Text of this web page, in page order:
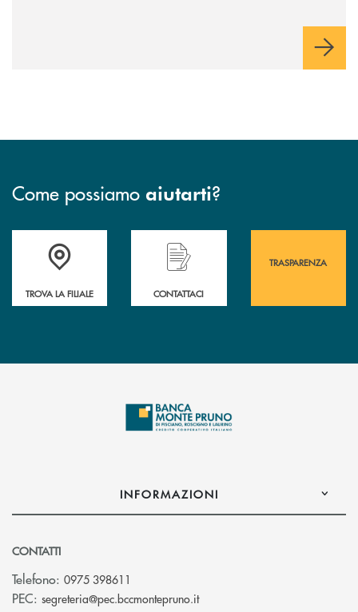
Come possiamo aiutarti?
Accedi all' elenco completo&nbsp; delle&nbsp; filiali&nbsp; di Banca
TROVA LA FILIALE
Hai bisogno di assistenza immediata?
CONTATTACI
TRASPARENZA
INFORMAZIONI
CONTATTI
Telefono: 0975 398611
PEC: segreteria@pec.bccmontepruno.it(si apre l’app di posta